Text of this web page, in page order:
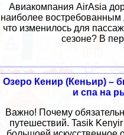
Авиакомпания AirAsia
наиболее
что изменилось для
сезоне? В
Озеро Кенир (Кеньир) –
и спа на
Важно! Почему
путешествий. Tasik